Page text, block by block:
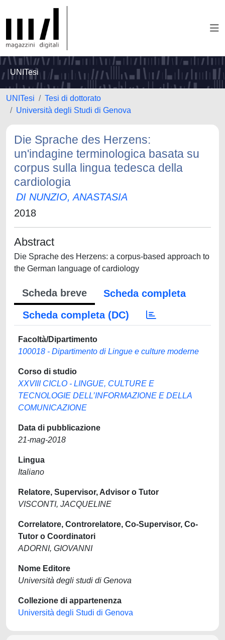
UNITesi
UNITesi
Tesi di dottorato
Università degli Studi di Genova
Die Sprache des Herzens:
un'indagine terminologica basata su
corpus sulla lingua tedesca della
cardiologia
DI NUNZIO, ANASTASIA
2018
Abstract
Die Sprache des Herzens: a corpus-based approach to
the German language of cardiology
Scheda breve
Scheda completa
Scheda completa (DC)
Facoltà/Dipartimento
100018 - Dipartimento di Lingue e culture moderne
Corso di studio
XXVIII CICLO - LINGUE, CULTURE E
TECNOLOGIE DELL’INFORMAZIONE E DELLA
COMUNICAZIONE
Data di pubblicazione
21-mag-2018
Lingua
Italiano
Relatore, Supervisor, Advisor o Tutor
VISCONTI, JACQUELINE
Correlatore, Controrelatore, Co-Supervisor, Co-
Tutor o Coordinatori
ADORNI, GIOVANNI
Nome Editore
Università degli studi di Genova
Collezione di appartenenza
Università degli Studi di Genova